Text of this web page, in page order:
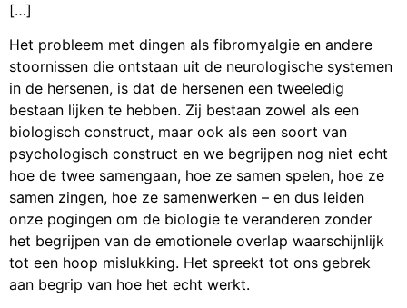
[…]
Het probleem met dingen als fibromyalgie en andere
stoornissen die ontstaan uit de neurologische systemen
in de hersenen, is dat de hersenen een tweeledig
bestaan lijken te hebben. Zij bestaan zowel als een
biologisch construct, maar ook als een soort van
psychologisch construct en we begrijpen nog niet echt
hoe de twee samengaan, hoe ze samen spelen, hoe ze
samen zingen, hoe ze samenwerken – en dus leiden
onze pogingen om de biologie te veranderen zonder
het begrijpen van de emotionele overlap waarschijnlijk
tot een hoop mislukking. Het spreekt tot ons gebrek
aan begrip van hoe het echt werkt.